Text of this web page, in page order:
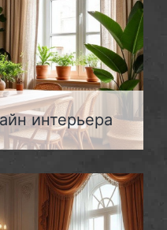
интерьера